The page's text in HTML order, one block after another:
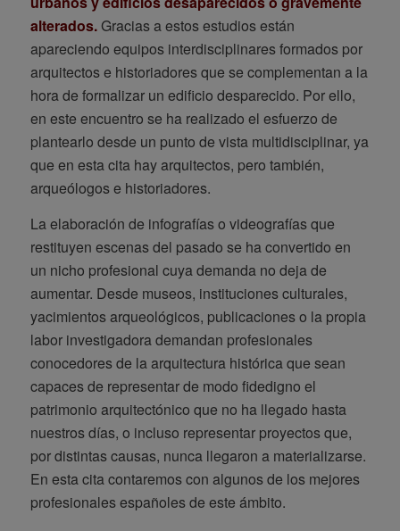
alterados.Gracias a estos estudios están
apareciendo equipos interdisciplinares formados por
arquitectos e historiadores que se complementan a la
hora de formalizar un edificio desparecido. Por ello,
en este encuentro se ha realizado el esfuerzo de
plantearlo desde un punto de vista multidisciplinar, ya
que en esta cita hay arquitectos, pero también,
arqueólogos e historiadores.
La elaboración de infografías o videografías que
restituyen escenas del pasado se ha convertido en
un nicho profesional cuya demanda no deja de
aumentar. Desde museos, instituciones culturales,
yacimientos arqueológicos, publicaciones o la propia
labor investigadora demandan profesionales
conocedores de la arquitectura histórica que sean
capaces de representar de modo fidedigno el
patrimonio arquitectónico que no ha llegado hasta
nuestros días, o incluso representar proyectos que,
por distintas causas, nunca llegaron a materializarse.
En esta cita contaremos con algunos de los mejores
profesionales españoles de este ámbito.